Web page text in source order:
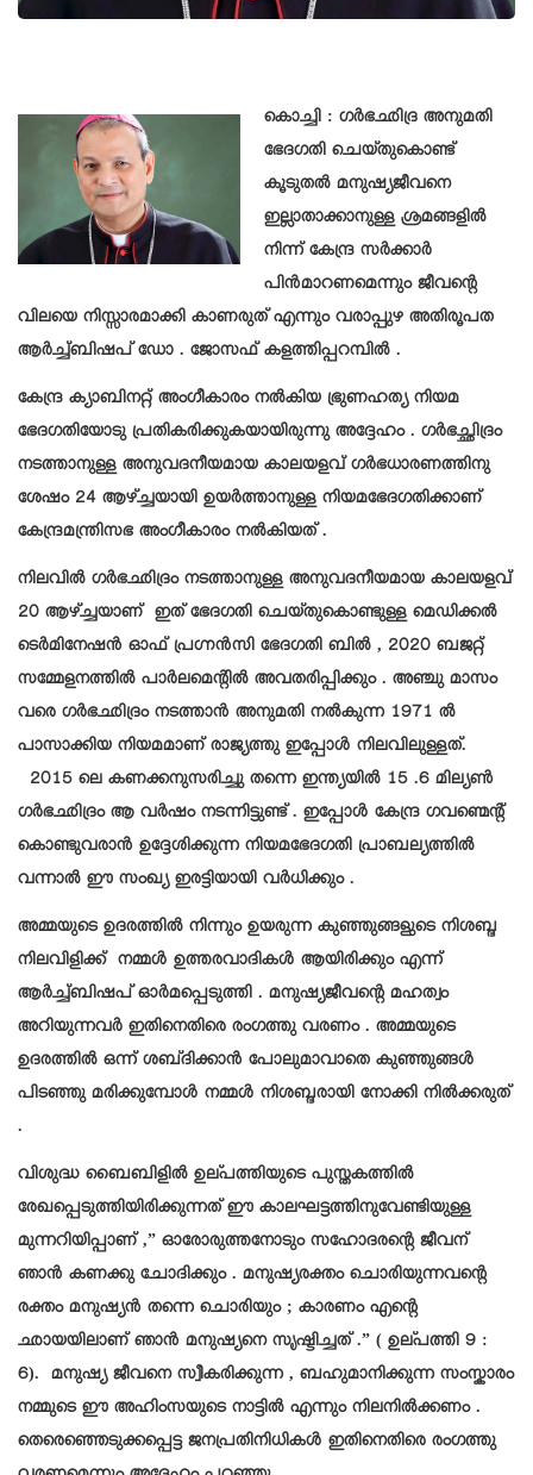
കൊച്ചി : ഗർഭഛിദ്ര അനുമതി
ഭേദഗതി ചെയ്തുകൊണ്ട്
കൂടുതൽ മനുഷ്യജീവനെ
ഇല്ലാതാക്കാനുള്ള ശ്രമങ്ങളിൽ
നിന്ന് കേന്ദ്ര സർക്കാർ
പിൻമാറണമെന്നും ജീവന്റെ
വിലയെ നിസ്സാരമാക്കി കാണരുത് എന്നും വരാപ്പുഴ അതിരൂപത
ആർച്ച്ബിഷപ് ഡോ . ജോസഫ് കളത്തിപ്പറമ്പിൽ .
കേന്ദ്ര ക്യാബിനറ്റ് അംഗീകാരം നൽകിയ ഭ്രുണഹത്യ നിയമ
ഭേദഗതിയോടു പ്രതികരിക്കുകയായിരുന്നു അദ്ദേഹം . ഗർഭച്ഛിദ്രം
നടത്താനുള്ള അനുവദനീയമായ കാലയളവ് ഗർഭധാരണത്തിനു
ശേഷം 24 ആഴ്ച്ചയായി ഉയർത്താനുള്ള നിയമഭേദഗതിക്കാണ്
കേന്ദ്രമന്ത്രിസഭ അംഗീകാരം നൽകിയത് .
നിലവിൽ ഗർഭഛിദ്രം നടത്താനുള്ള അനുവദനീയമായ കാലയളവ്
20 ആഴ്ച്ചയാണ് ഇത് ഭേദഗതി ചെയ്‌തുകൊണ്ടുള്ള മെഡിക്കൽ
ടെർമിനേഷൻ ഓഫ് പ്രഗ്നൻസി ഭേദഗതി ബിൽ , 2020 ബജറ്റ്
സമ്മേളനത്തിൽ പാർലമെന്റിൽ അവതരിപ്പിക്കും . അഞ്ചു മാസം
വരെ ഗർഭഛിദ്രം നടത്താൻ അനുമതി നൽകുന്ന 1971 ൽ
പാസാക്കിയ നിയമമാണ് രാജ്യത്തു ഇപ്പോൾ നിലവിലുള്ളത്.
2015 ലെ കണക്കനുസരിച്ചു തന്നെ ഇന്ത്യയിൽ 15 .6 മില്യൺ
ഗർഭഛിദ്രം ആ വർഷം നടന്നിട്ടുണ്ട് . ഇപ്പോൾ കേന്ദ്ര ഗവണ്മെന്റ്
കൊണ്ടുവരാൻ ഉദ്ദേശിക്കുന്ന നിയമഭേദഗതി പ്രാബല്യത്തിൽ
വന്നാൽ ഈ സംഖ്യ ഇരട്ടിയായി വർധിക്കും .
അമ്മയുടെ ഉദരത്തിൽ നിന്നും ഉയരുന്ന കുഞ്ഞുങ്ങളുടെ നിശബ്ദ
നിലവിളിക്ക് നമ്മൾ ഉത്തരവാദികൾ ആയിരിക്കും എന്ന്
ആർച്ച്ബിഷപ് ഓർമപ്പെടുത്തി . മനുഷ്യജീവന്റെ മഹത്വം
അറിയുന്നവർ ഇതിനെതിരെ രംഗത്തു വരണം . അമ്മയുടെ
ഉദരത്തിൽ ഒന്ന് ശബ്‌ദിക്കാൻ പോലുമാവാതെ കുഞ്ഞുങ്ങൾ
പിടഞ്ഞു മരിക്കുമ്പോൾ നമ്മൾ നിശബ്ദരായി നോക്കി നിൽക്കരുത്
.
വിശുദ്ധ ബൈബിളിൽ ഉല്പത്തിയുടെ പുസ്തകത്തിൽ
രേഖപ്പെടുത്തിയിരിക്കുന്നത് ഈ കാലഘട്ടത്തിനുവേണ്ടിയുള്ള
മുന്നറിയിപ്പാണ് ,” ഓരോരുത്തനോടും സഹോദരന്റെ ജീവന്
ഞാൻ കണക്കു ചോദിക്കും . മനുഷ്യരക്തം ചൊരിയുന്നവന്റെ
രക്തം മനുഷ്യൻ തന്നെ ചൊരിയും ; കാരണം എൻ്റെ
ഛായയിലാണ് ഞാൻ മനുഷ്യനെ സൃഷ്ടിച്ചത് .” ( ഉല്പത്തി 9 :
6). മനുഷ്യ ജീവനെ സ്വീകരിക്കുന്ന , ബഹുമാനിക്കുന്ന സംസ്കാരം
നമ്മുടെ ഈ അഹിംസയുടെ നാട്ടിൽ എന്നും നിലനിൽക്കണം .
തെരെഞ്ഞെടുക്കപ്പെട്ട ജനപ്രതിനിധികൾ ഇതിനെതിരെ രംഗത്തു